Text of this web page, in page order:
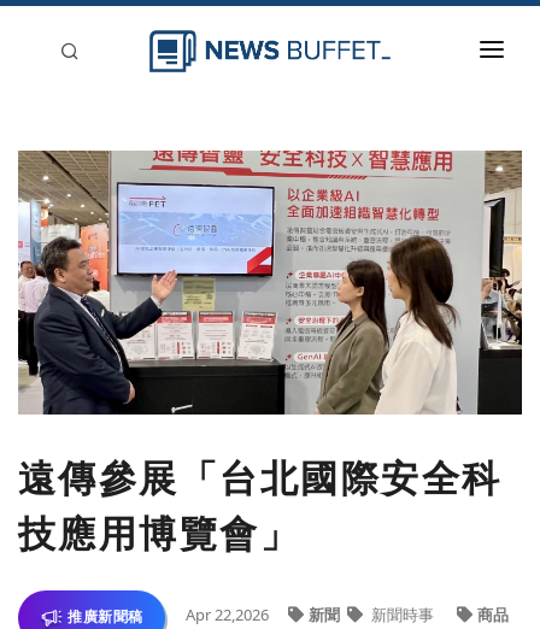
新聞稿分類
登入
刊登
遠傳參展「台北國際安全科
技應用博覽會」
推廣新聞稿 Apr 22,2026 新聞 新聞時事 商品